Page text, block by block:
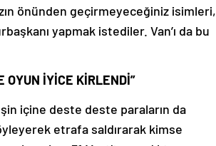
önünden geçirmeyeceğiniz isimleri,
yapmak istediler. Van’ı da bu
OYUN İYİCE KİRLENDİ”
içine deste deste paraların da
etrafa saldırarak kimse